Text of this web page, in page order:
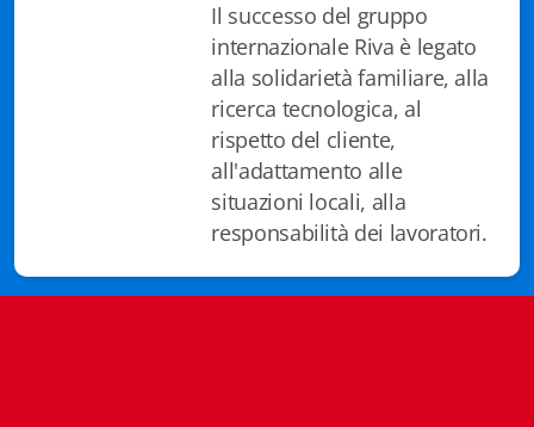
Il successo del gruppo
internazionale Riva è legato
alla solidarietà familiare, alla
ricerca tecnologica, al
rispetto del cliente,
all'adattamento alle
situazioni locali, alla
responsabilità dei lavoratori.
iQuaderni - fondazioneculturalecollinadoro
Istituzioni - Società - Cittadini
Jus Helveticum